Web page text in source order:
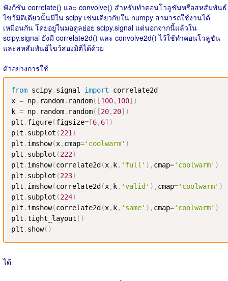
ฟังก์ชัน correlate() และ convolve() สำหรับทำคอนโวลูชันหรือสหสัมพันธ์
ไขว้มิติเดียวนั้นมีใน scipy เช่นเดียวกับใน numpy สามารถใช้งานได้
เหมือนกัน โดยอยู่ในมอดูลย่อย scipy.signal แต่นอกจากนี้แล้วใน
scipy.signal ยังมี correlate2d() และ convolve2d() ไว้ใช้ทำคอนโวลูชัน
และสหสัมพันธ์ไขว้สองมิติได้ด้วย
ตัวอย่างการใช้
from scipy. signal import correlate2d
x = np. random. random( [100, 100] )
k = np. random. random( [20, 20] )
plt . figure(figsize= [6, 6] )
plt . subplot (221 )
plt . imshow(x, cmap='coolwarm' )
plt . subplot (222)
plt . imshow(correlate2d (x, k, 'full' ) , cmap='coolwarm' )
plt . subplot (223)
plt . imshow(correlate2d (x, k, 'valid' ) , cmap='coolwarm' )
plt . subplot (224)
plt . imshow(correlate2d (x, k, 'same' ) , cmap='coolwarm' )
plt .tight_layout ( )
plt . show( )
ได้